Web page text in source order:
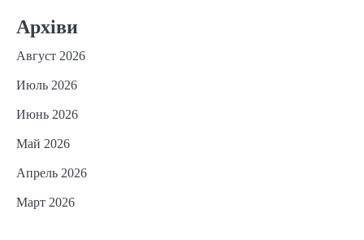
Архіви
Август 2026
Июль 2026
Июнь 2026
Май 2026
Апрель 2026
Март 2026